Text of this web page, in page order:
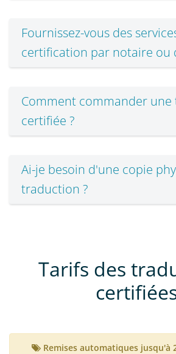
Fournissez-vous des
certification par notaire ou
Comment commander
certifiée ?
Ai-je besoin d'une copie
traduction ?
Tarifs des
Remises automatiques jusqu'à